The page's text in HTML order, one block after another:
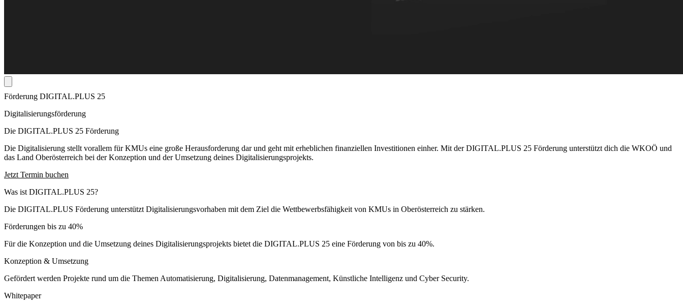
Förderung DIGITAL.PLUS 25
Digitalisierungsförderung
Die DIGITAL.PLUS 25 Förderung
Die Digitalisierung stellt vorallem für KMUs eine große Herausforderung dar und geht mit erheblichen finanziellen Investitionen einher. Mit der DIGITAL.PLUS 25 Förderung unterstützt dich die WKOÖ und
das Land Oberösterreich bei der Konzeption und der Umsetzung deines Digitalisierungsprojekts.
Jetzt Termin buchen
Was ist DIGITAL.PLUS 25?
Die DIGITAL.PLUS Förderung unterstützt Digitalisierungsvorhaben mit dem Ziel die Wettbewerbsfähigkeit von KMUs in Oberösterreich zu stärken.
Förderungen bis zu 40%
Für die Konzeption und die Umsetzung deines Digitalisierungsprojekts bietet die DIGITAL.PLUS 25 eine Förderung von bis zu 40%.
Konzeption & Umsetzung
Gefördert werden Projekte rund um die Themen Automatisierung, Digitalisierung, Datenmanagement, Künstliche Intelligenz und Cyber Security.
Whitepaper